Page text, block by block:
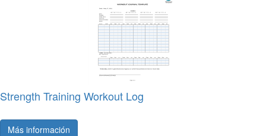
Strength Training Workout Log
Más información